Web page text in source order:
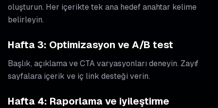
oluşturun. Her içerikte tek ana hedef anahtar kelime
belirleyin.
Hafta 3: Optimizasyon ve A/B test
Başlık, açıklama ve CTA varyasyonları deneyin. Zayıf
sayfalara içerik ve iç link desteği verin.
Hafta 4: Raporlama ve iyileştirme